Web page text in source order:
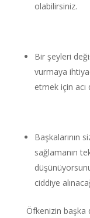
olabilirsiniz.
Bir şeyleri
vurmaya
etmek için acı
Başkalarının
sağlamanın
ciddiye
Öfkenizin başka